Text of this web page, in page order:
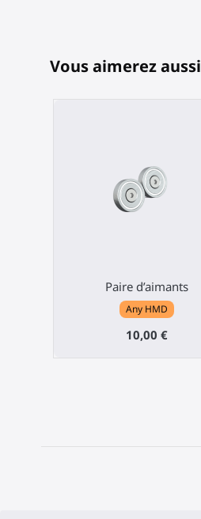
Vous aimerez aussi
Paire d’aimants
Any HMD
10,00 €